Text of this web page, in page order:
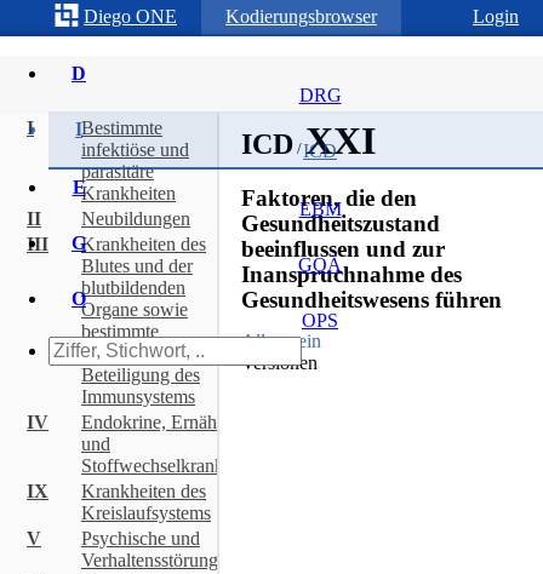
Diego ONE Kodierungsbrowser Login
D
DRG
I
ICD
E
EBM
G
GOÄ
O
OPS
I
Bestimmte
infektiöse und
parasitäre
Krankheiten
II
Neubildungen
III
Krankheiten des
Blutes und der
blutbildenden
Organe sowie
bestimmte
Störungen mit
Beteiligung des
Immunsystems
IV
Endokrine, Ernährungs-
und
Stoffwechselkrankheiten
IX
Krankheiten des
Kreislaufsystems
V
Psychische und
Verhaltensstörungen
ICD /XXI
Faktoren, die den
Gesundheitszustand
beeinflussen und zur
Inanspruchnahme des
Gesundheitswesens führen
Allgemein
Versionen